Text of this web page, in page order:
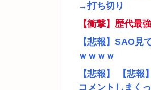
→打ち切り
【衝撃】歴代最
【悲報】SAO見
ｗｗｗｗ
【悲報】 【悲
コメントしまく